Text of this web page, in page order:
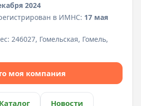
2024
в ИМНС: 17 мая
246027, Гомельская, Гомель,
моя компания
Каталог Новости